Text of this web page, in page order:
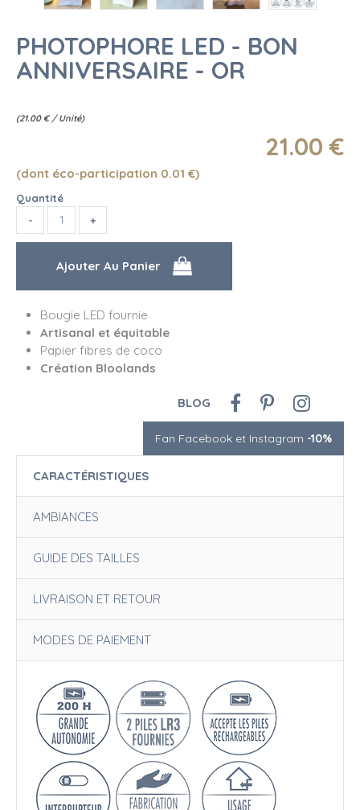
PHOTOPHORE LED - BON
ANNIVERSAIRE - OR
(21.00 € / Unité)
21.00 €
(dont éco-participation 0.01 €)
Quantité
Bougie LED fournie
Artisanal et équitable
Papier fibres de coco
Création Bloolands
BLOG
Fan Facebook et Instagram -10%
CARACTÉRISTIQUES
AMBIANCES
GUIDE DES TAILLES
LIVRAISON ET RETOUR
MODES DE PAIEMENT